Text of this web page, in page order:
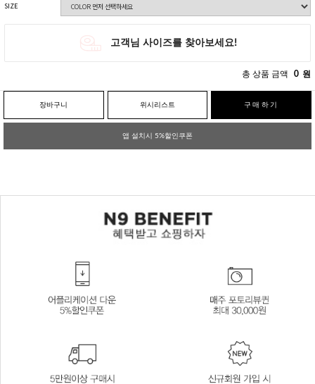
SIZE
총 상품 금액 0 원
장바구니 위시리스트 구매하기
앱 설치시 5%할인쿠폰